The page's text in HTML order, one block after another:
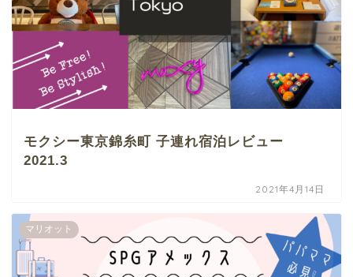
モクシー東京錦糸町 子連れ宿泊レビュー
2021.3
2021年4月14日
マリオット